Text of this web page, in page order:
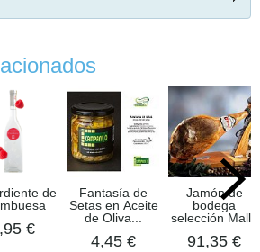
de
€
Fantasía de
Setas en Aceite
de Oliva...
4,45 €
Jamón de
bodega
selección Mallo
91,35 €